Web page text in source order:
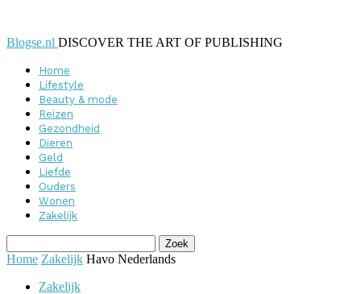
Blogse.nl DISCOVER THE ART OF PUBLISHING
Home
Lifestyle
Beauty & mode
Reizen
Gezondheid
Dieren
Geld
Liefde
Ouders
Wonen
Zakelijk
Home Zakelijk Havo Nederlands
Zakelijk